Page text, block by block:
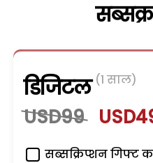
डिजिटल (1 साल)
USD99
सब्सक्रिप्शन गिफ्ट